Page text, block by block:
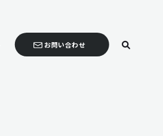
お問い合わせ